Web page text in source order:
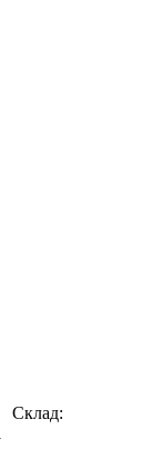
Склад: